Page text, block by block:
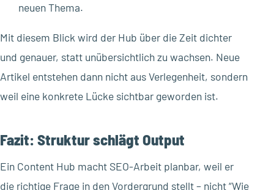
neuen Thema.
Mit diesem Blick wird der Hub über die Zeit dichter
und genauer, statt unübersichtlich zu wachsen. Neue
Artikel entstehen dann nicht aus Verlegenheit, sondern
weil eine konkrete Lücke sichtbar geworden ist.
Fazit: Struktur schlägt Output
Ein Content Hub macht SEO-Arbeit planbar, weil er
die richtige Frage in den Vordergrund stellt – nicht “Wie